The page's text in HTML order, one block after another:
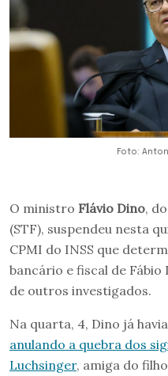
Foto:
O ministro Flávio Dino,
(STF), suspendeu nesta
CPMI do INSS que
bancário e fiscal de Fábio
de outros investigados.
Na quarta, 4, Dino já
anulando a quebra dos
Luchsinger, amiga do